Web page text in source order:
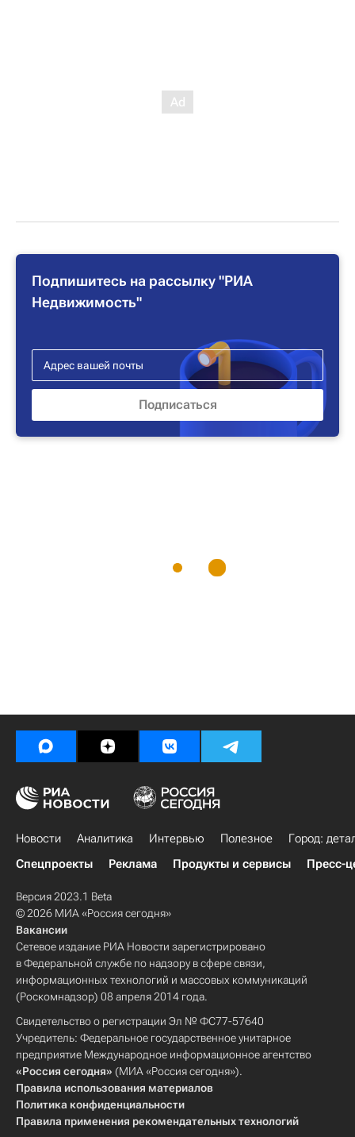
Подпишитесь на рассылку "РИА
Недвижимость"
Новости Аналитика Интервью Полезное
Город:
Спецпроекты
Реклама Продукты и сервисы Пресс-
Версия 2023.1 Beta
© 2026 МИА «Россия сегодня»
Вакансии
Сетевое издание РИА Новости зарегистрировано
в Федеральной службе по надзору в сфере связи,
информационных технологий и массовых коммуникаций
(Роскомнадзор) 08 апреля 2014 года.
Свидетельство о регистрации Эл № ФС77-57640
Учредитель: Федеральное государственное унитарное
предприятие Международное информационное агентство
«Россия сегодня» (МИА «Россия сегодня»).
Правила использования материалов
Политика конфиденциальности
Правила применения рекомендательных технологий